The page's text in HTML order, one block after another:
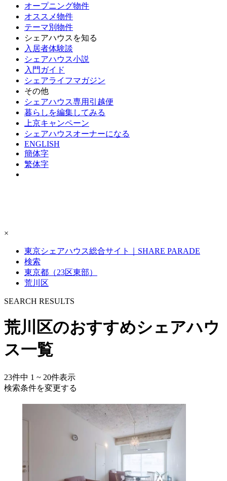
オープニング物件
オススメ物件
テーマ別物件
シェアハウスを知る
入居者体験談
シェアハウス小説
入門ガイド
シェアライフマガジン
その他
シェアハウス専用引越便
暮らしを編集してみる
上京キャンペーン
シェアハウスオーナーになる
ENGLISH
簡体字
繁体字
×
東京シェアハウス総合サイト｜SHARE PARADE
検索
東京都（23区東部）
荒川区
SEARCH RESULTS
荒川区のおすすめシェアハウ
ス一覧
23件中 1 ~ 20件表示
検索条件を変更する